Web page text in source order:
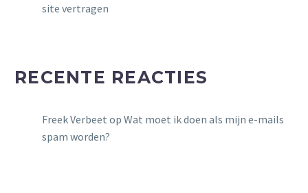
site vertragen
RECENTE REACTIES
Freek Verbeet op Wat moet ik doen als mijn e-mails
spam worden?